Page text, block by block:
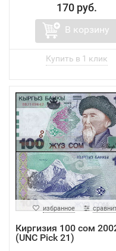
170 руб.
В корзину
избранное
Киргизия 100 сом
(UNC Pick 21)